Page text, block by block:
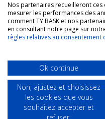
A PROPOS
Qui sommes-nous ?
Vous êtes une collectivité
Vous êtes un architecte
Fournisseurs
Contact
Accueil Contact Mentions
Politique de confidentialité
Nos partenaires recueilleront
mesurer les performances des
comment TY BASK et nos
en consultant notre page sur
règles relatives au consentement
Ok continue
Non, ajustez et choisissez
les cookies que vous
souhaitez accepter et